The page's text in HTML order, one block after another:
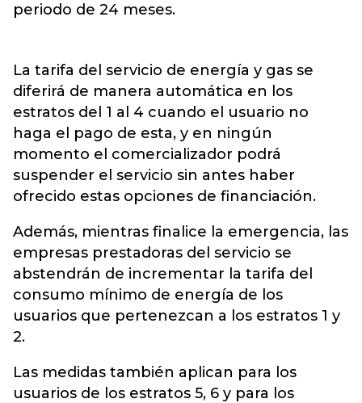
periodo de 24 meses.
La tarifa del servicio de energía y gas se
diferirá de manera automática en los
estratos del 1 al 4 cuando el usuario no
haga el pago de esta, y en ningún
momento el comercializador podrá
suspender el servicio sin antes haber
ofrecido estas opciones de financiación.
Además, mientras finalice la emergencia, las
empresas prestadoras del servicio se
abstendrán de incrementar la tarifa del
consumo mínimo de energía de los
usuarios que pertenezcan a los estratos 1 y
2.
Las medidas también aplican para los
usuarios de los estratos 5, 6 y para los